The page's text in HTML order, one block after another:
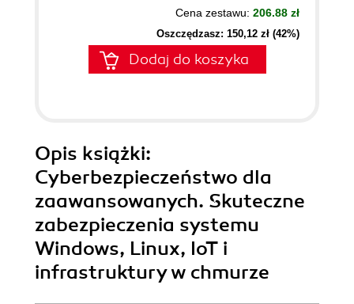
Cena zestawu: 206.88 zł
Oszczędzasz: 150,12 zł (42%)
Dodaj do koszyka
Opis książki:
Cyberbezpieczeństwo dla
zaawansowanych. Skuteczne
zabezpieczenia systemu
Windows, Linux, IoT i
infrastruktury w chmurze